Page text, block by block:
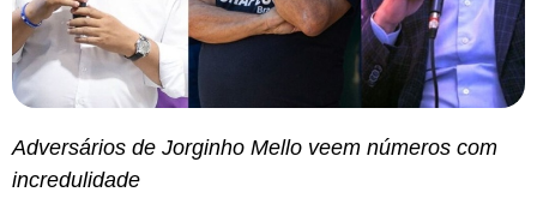
Adversários de Jorginho Mello veem números com
incredulidade